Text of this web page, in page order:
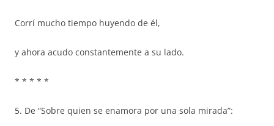
Corrí mucho tiempo huyendo de él,
y ahora acudo constantemente a su lado.
* * * * *
5. De “Sobre quien se enamora por una sola mirada”: